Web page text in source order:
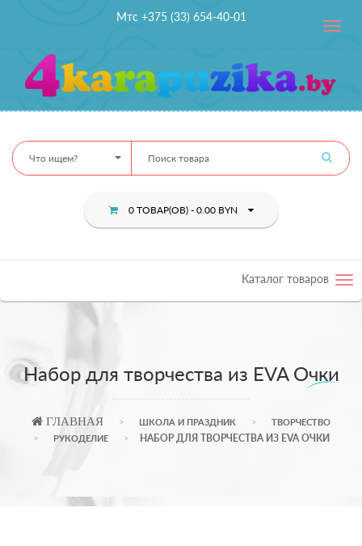
Мтс +375 (33) 654-40-01
Toggle
Что ищем?
0 ТОВАР(ОВ) - 0.00 BYN
Каталог товаров
Набор для творчества из EVA Очки
ГЛАВНАЯ ШКОЛА И ПРАЗДНИК
ТВОРЧЕСТВО
РУКОДЕЛИЕ
НАБОР ДЛЯ ТВОРЧЕСТВА ИЗ EVA ОЧКИ